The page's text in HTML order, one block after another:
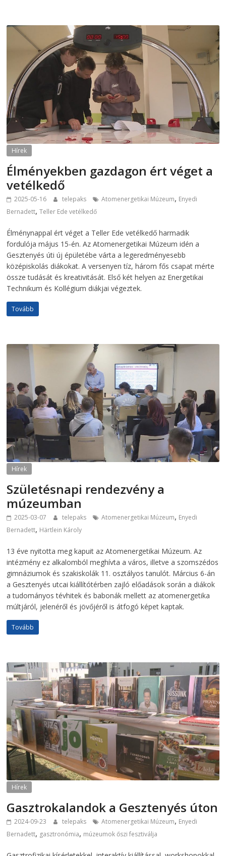
Hírek
Élményekben gazdagon ért véget a
vetélkedő
2025-05-16 telepaks Atomenergetikai Múzeum, Enyedi
Bernadett,Teller Ede vetélkedő
Élménynappal ért véget a Teller Ede vetélkedő harmadik
fordulója május 15-én. Az Atomenergetikai Múzeum idén a
Gesztenyés úti új épületébe várta a legeredményesebb
középiskolás diákokat. A versenyen tíz, három fős csapat mérte
össze tudását és kreativitását. Első két helyen az Energetikai
Technikum és Kollégium diákjai végeztek.
Tovább
Hírek
Születésnapi rendezvény a
múzeumban
2025-03-07 telepaks Atomenergetikai Múzeum, Enyedi
Bernadett, Härtlein Károly
13 éve nyitotta meg kapuit az Atomenergetikai Múzeum. Az
intézmény ez alkalomból meghívta a város, illetve a szomszédos
gimnáziumok és szakiskolák 11. osztályos tanulót. Március 6-án
a Gesztenyés utcai kiállítótérben zajló előadások során a diákok
a tudományos tévhitek és babonák mellett az atomenergetika
múltjáról, jelenéről és jövőjéről is átfogó képet kaptak.
Tovább
Hírek
Gasztrokalandok a Gesztenyés úton
2024-09-23 telepaks Atomenergetikai Múzeum, Enyedi
Bernadett, gasztronómia, múzeumok őszi fesztiválja